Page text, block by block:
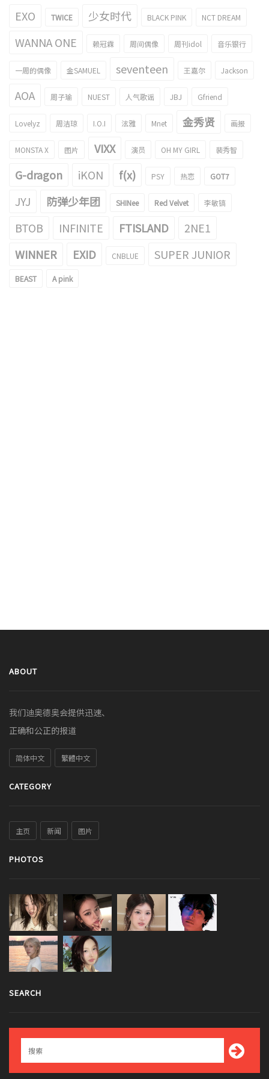
EXO TWICE 少女时代 BLACK PINK NCT DREAM
WANNA ONE 赖冠霖 周间偶像 周刊idol 音乐银行
一周的偶像 金SAMUEL seventeen 王嘉尔 Jackson
AOA 周子瑜 NUEST 人气歌谣 JBJ Gfriend
Lovelyz 周洁琼 I.O.I 泫雅 Mnet 金秀贤 画报
MONSTA X 图片 VIXX 演员 OH MY GIRL 裴秀智
G-dragon iKON f(x) PSY 热恋 GOT7
JYJ 防弹少年团 SHINee Red Velvet 李敏镐
BTOB INFINITE FTISLAND
2NE1
WINNER
EXID CNBLUE SUPER JUNIOR
BEAST A pink
ABOUT
我们迪奥德奥会提供迅速、
正确和公正的报道
简体中文 繁體中文
CATEGORY
主页 新闻 图片
PHOTOS
SEARCH